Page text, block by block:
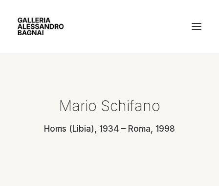
MOSTRE
GALLERIA
Mario Schifano
Homs (Libia), 1934 – Roma, 1998